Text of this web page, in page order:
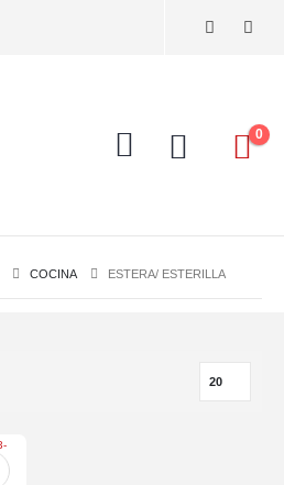
0
COCINA ESTERA/ ESTERILLA